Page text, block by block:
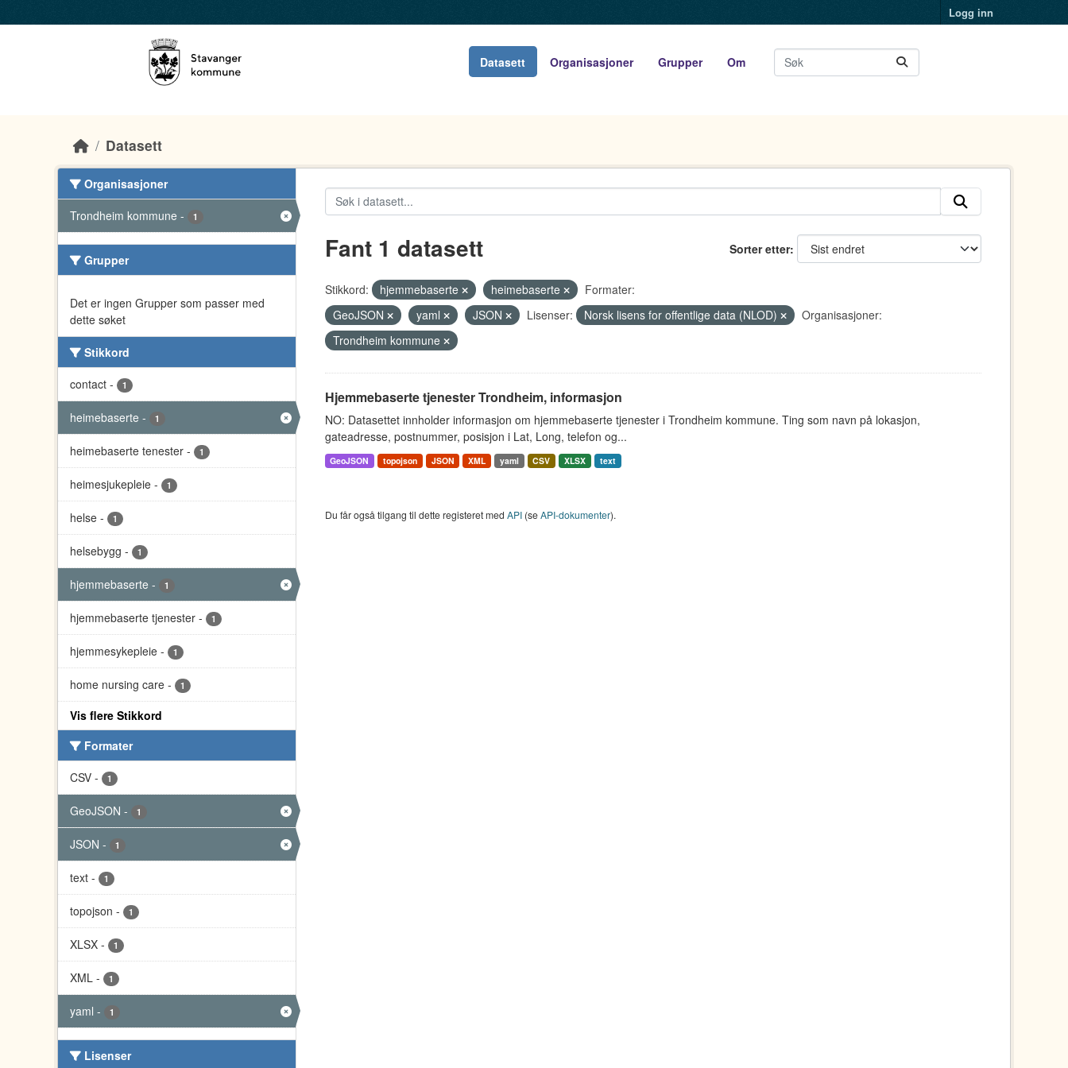
Logg inn
Datasett Organisasjoner Grupper Om
Datasett
Organisasjoner
Trondheim kommune - 1
Grupper
Det er ingen Grupper som passer med
dette søket
Stikkord
contact - 1
heimebaserte - 1
heimebaserte tenester - 1
heimesjukepleie - 1
helse - 1
helsebygg - 1
hjemmebaserte - 1
hjemmebaserte tjenester - 1
hjemmesykepleie - 1
home nursing care - 1
Vis flere Stikkord
Formater
CSV - 1
GeoJSON - 1
JSON - 1
text - 1
topojson - 1
XLSX - 1
XML - 1
yaml - 1
Lisenser
Sorter etter
Fant 1 datasett
Stikkord: hjemmebaserte heimebaserte
Formater:
GeoJSON
yaml JSON Lisenser: Norsk lisens for offentlige data (NLOD)
Organisasjoner:
Trondheim kommune
Hjemmebaserte tjenester Trondheim, informasjon
NO: Datasettet innholder informasjon om hjemmebaserte tjenester i Trondheim kommune. Ting som navn på lokasjon,
gateadresse, postnummer, posisjon i Lat, Long, telefon og...
GeoJSON topojson JSON XML yaml CSV XLSX text
Du får også tilgang til dette registeret med API(seAPI-dokumenter).